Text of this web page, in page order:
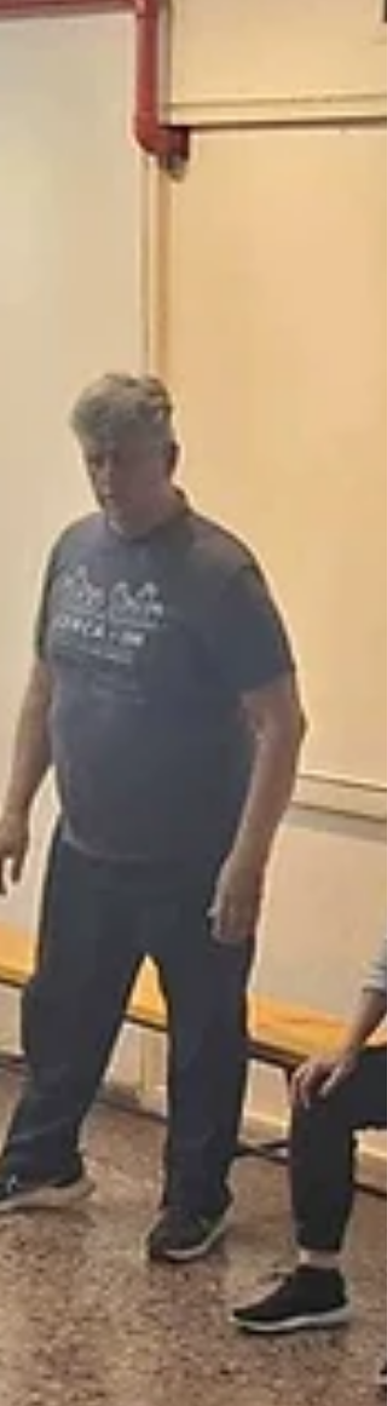
valor del trabajo en equipo, la propuesta
promueve hábitos saludables y transforma
ejercicio en un espacio de encuentro y
energía compartida.